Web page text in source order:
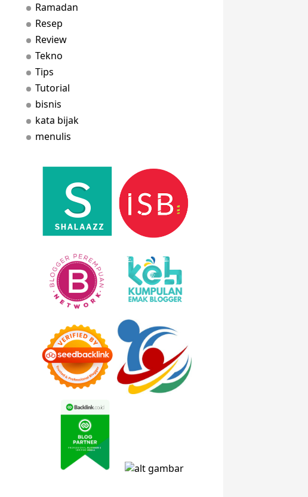
Ramadan
Resep
Review
Tekno
Tips
Tutorial
bisnis
kata bijak
menulis